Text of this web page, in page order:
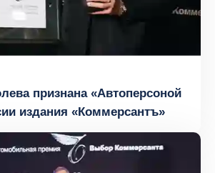
признана «Автоперсоной
издания «Коммерсантъ»